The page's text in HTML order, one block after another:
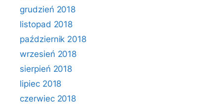
grudzień 2018
listopad 2018
październik 2018
wrzesień 2018
sierpień 2018
lipiec 2018
czerwiec 2018